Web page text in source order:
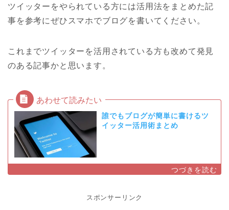
ツイッターをやられている方には活用法をまとめた記
事を参考にぜひスマホでブログを書いてください。
これまでツイッターを活用されている方も改めて発見
のある記事かと思います。
誰でもブログが簡単に書けるツ
イッター活用術まとめ
スポンサーリンク